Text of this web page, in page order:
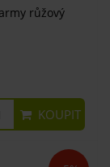
růžový
KOUPIT